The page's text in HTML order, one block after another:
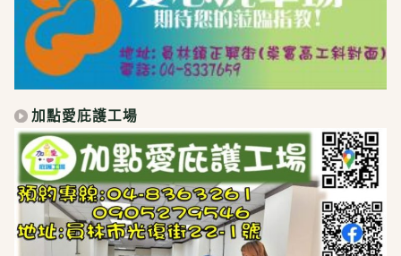
加點愛庇護工場